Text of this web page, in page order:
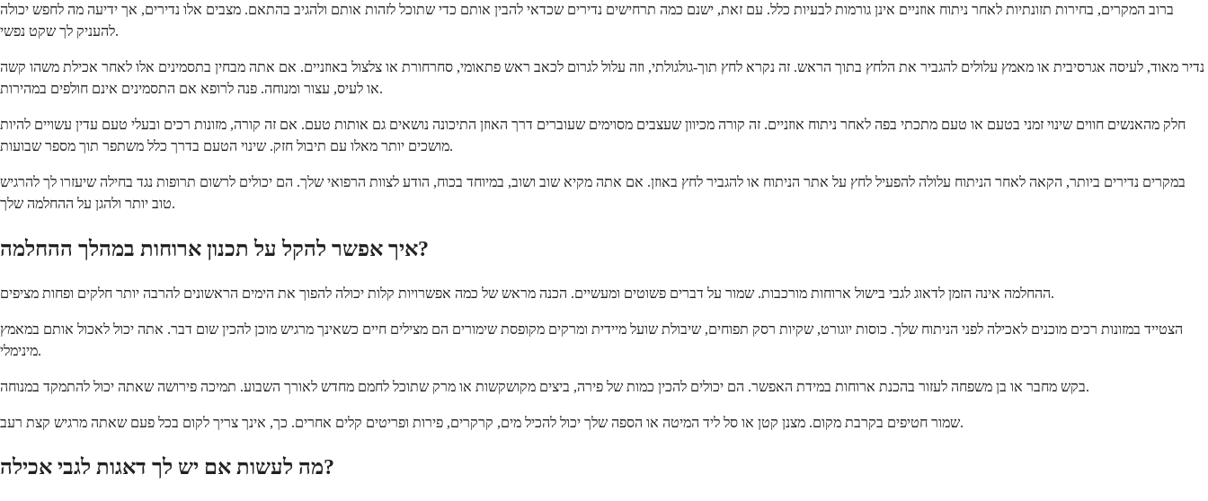
ברוב המקרים, בחירות תזונתיות לאחר ניתוח אוזניים אינן גורמות לבעיות כלל. עם זאת, ישנם כמה תרחישים נדירים שכדאי להבין אותם כדי שתוכל לזהות אותם ולהגיב בהתאם. מצבים אלו נדירים, אך ידיעה מה לחפש יכולה
להעניק לך שקט נפשי.
נדיר מאוד, לעיסה אגרסיבית או מאמץ עלולים להגביר את הלחץ בתוך הראש. זה נקרא לחץ תוך-גולגולתי, וזה עלול לגרום לכאב ראש פתאומי, סחרחורת או צלצול באוזניים. אם אתה מבחין בתסמינים אלו לאחר אכילת משהו קשה
או לעיס, עצור ומנוחה. פנה לרופא אם התסמינים אינם חולפים במהירות.
חלק מהאנשים חווים שינוי זמני בטעם או טעם מתכתי בפה לאחר ניתוח אוזניים. זה קורה מכיוון שעצבים מסוימים שעוברים דרך האוזן התיכונה נושאים גם אותות טעם. אם זה קורה, מזונות רכים ובעלי טעם עדין עשויים להיות
מושכים יותר מאלו עם תיבול חזק. שינוי הטעם בדרך כלל משתפר תוך מספר שבועות.
במקרים נדירים ביותר, הקאה לאחר הניתוח עלולה להפעיל לחץ על אתר הניתוח או להגביר לחץ באוזן. אם אתה מקיא שוב ושוב, במיוחד בכוח, הודע לצוות הרפואי שלך. הם יכולים לרשום תרופות נגד בחילה שיעזרו לך להרגיש
טוב יותר ולהגן על ההחלמה שלך.
איך אפשר להקל על תכנון ארוחות במהלך ההחלמה?
ההחלמה אינה הזמן לדאוג לגבי בישול ארוחות מורכבות. שמור על דברים פשוטים ומעשיים. הכנה מראש של כמה אפשרויות קלות יכולה להפוך את הימים הראשונים להרבה יותר חלקים ופחות מציפים.
הצטייד במזונות רכים מוכנים לאכילה לפני הניתוח שלך. כוסות יוגורט, שקיות רסק תפוחים, שיבולת שועל מיידית ומרקים מקופסת שימורים הם מצילים חיים כשאינך מרגיש מוכן להכין שום דבר. אתה יכול לאכול אותם במאמץ
מינימלי.
בקש מחבר או בן משפחה לעזור בהכנת ארוחות במידת האפשר. הם יכולים להכין כמות של פירה, ביצים מקושקשות או מרק שתוכל לחמם מחדש לאורך השבוע. תמיכה פירושה שאתה יכול להתמקד במנוחה.
שמור חטיפים בקרבת מקום. מצנן קטן או סל ליד המיטה או הספה שלך יכול להכיל מים, קרקרים, פירות ופריטים קלים אחרים. כך, אינך צריך לקום בכל פעם שאתה מרגיש קצת רעב.
מה לעשות אם יש לך דאגות לגבי אכילה?